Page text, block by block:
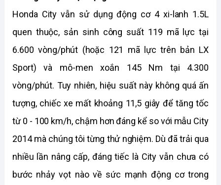
Honda City vẫn sử dụng động cơ 4 xi-lanh 1.5L
quen thuộc, sản sinh công suất 119 mã lực tại
6.600 vòng/phút (hoặc 121 mã lực trên bản LX
Sport) và mô-men xoắn 145 Nm tại 4.300
vòng/phút. Tuy nhiên, hiệu suất này không quá ấn
tượng, chiếc xe mất khoảng 11,5 giây để tăng tốc
từ 0 - 100 km/h, chậm hơn đáng kể so với mẫu City
2014 mà chúng tôi từng thử nghiệm. Dù đã trải qua
nhiều lần nâng cấp, đáng tiếc là City vẫn chưa có
bước nhảy vọt nào về sức mạnh động cơ trong